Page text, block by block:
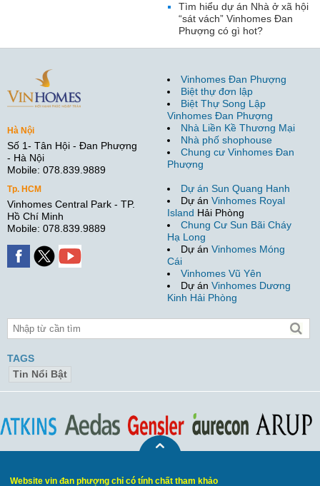
Tìm hiểu dự án Nhà ở xã hội
“sát vách” Vinhomes Đan
Phượng có gì hot?
Hà Nội
Số 1- Tân Hội - Đan Phượng
- Hà Nội
Mobile: 078.839.9889
Tp. HCM
Vinhomes Central Park - TP.
Hồ Chí Minh
Mobile: 078.839.9889
Vinhomes Đan Phượng
Biệt thự đơn lập
Biệt Thự Song Lập
Vinhomes Đan Phượng
Nhà Liền Kề Thương Mại
Nhà phố shophouse
Chung cư Vinhomes Đan
Phượng
Dự án Sun Quang Hanh
Dự án Vinhomes Royal
Island Hải Phòng
Chung Cư Sun Bãi Cháy
Hạ Long
Dự án Vinhomes Móng
Cái
Vinhomes Vũ Yên
Dự án Vinhomes Dương
Kinh Hải Phòng
TAGS
Tin Nổi Bật
Website vin đan phượng chỉ có tính chất tham khảo